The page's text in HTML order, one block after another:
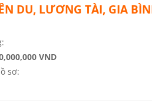
DU, LƯƠNG TÀI, GIA
VND
sơ: